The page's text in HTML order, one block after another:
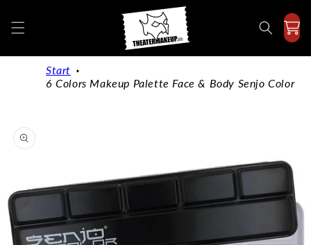
content
Start
6 Colors Makeup Palette Face & Body Senjo Color
product
information